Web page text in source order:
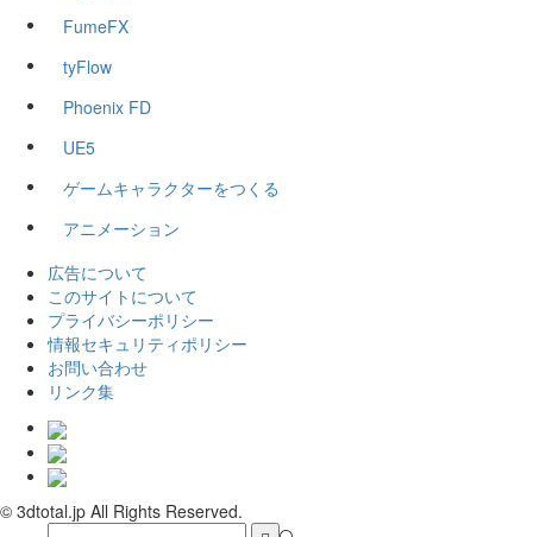
FumeFX
tyFlow
Phoenix FD
UE5
ゲームキャラクターをつくる
アニメーション
広告について
このサイトについて
プライバシーポリシー
情報セキュリティポリシー
お問い合わせ
リンク集
© 3dtotal.jp All Rights Reserved.